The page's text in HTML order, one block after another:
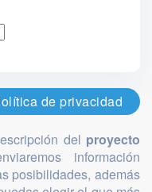
de privacidad
del proyecto
información
posibilidades, además